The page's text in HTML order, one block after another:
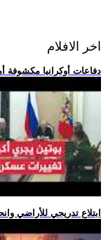
اخر الافلام
.. -دفاعات أوكرانيا مكشوفة
.. -ابتلاع تدريجي